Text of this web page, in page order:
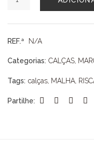
de
SMF
REF.ª N/A
Categorias: CALÇAS,
Tags: calças, MALHA,
Partilhe: